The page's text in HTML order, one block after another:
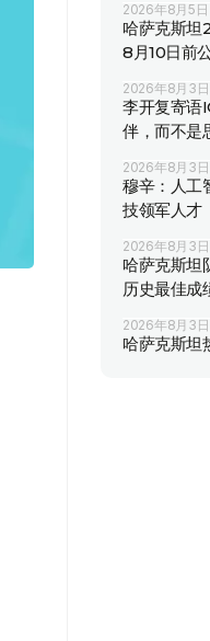
2026年8月5
哈萨克斯坦
8月10日前
2026年8月3
李开复寄语
伴，而不是
2026年8月3日
穆辛：人工
技领军人才
2026年8月3
哈萨克斯坦
历史最佳成
2026年8月3
哈萨克斯坦